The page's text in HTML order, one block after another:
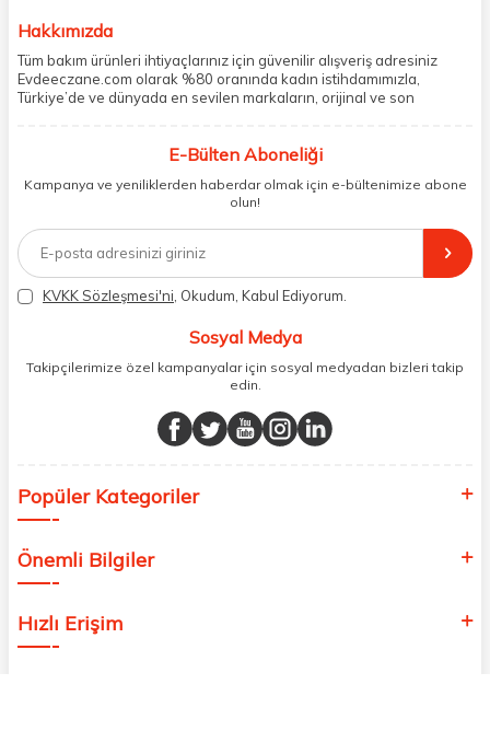
Hakkımızda
Tüm bakım ürünleri ihtiyaçlarınız için güvenilir alışveriş adresiniz
Evdeeczane.com olarak %80 oranında kadın istihdamımızla,
Türkiye’de ve dünyada en sevilen markaların, orijinal ve son
paketliyoruz. Herhangi bir durumdan dolayı olumsuz olarak geri
müşteri temsilcilerimiz aracılığı ile gerekli tüm desteği sağlıyoruz.
2017 yılından bugüne, yüzlerce marka ve binlerce ürün seçeneğini
doğrudan markalardan ya da markaların yetkili Türkiye
distribütörlerinden faturalı olarak tedarik ediyor ve müşterilerimize
aynı şekilde faturalı ve orijinal ambalajlarda gönderim sağlıyoruz.
Paketleme sürecinde geri dönüştürülebilir malzemeler kullanarak
atık oranımızı en aza indiriyor ve daha yaşanabilir bir dünya
E-Bülten Aboneliği
Kampanya ve yeniliklerden haberdar olmak için e-bültenimize abone
olun!
KVKK Sözleşmesi'ni , Okudum, Kabul Ediyorum.
Sosyal Medya
Takipçilerimize özel kampanyalar için sosyal medyadan bizleri takip
edin.
Popüler Kategoriler
Önemli Bilgiler
Hızlı Erişim